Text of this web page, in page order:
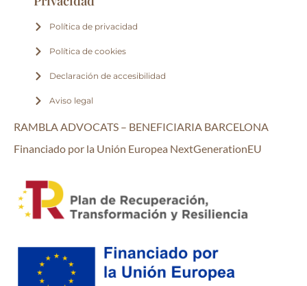
Política de privacidad
Política de cookies
Declaración de accesibilidad
Aviso legal
RAMBLA ADVOCATS – BENEFICIARIA BARCELONA
Financiado por la Unión Europea NextGenerationEU